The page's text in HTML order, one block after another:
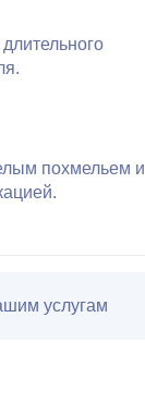
похмельем и
услугам